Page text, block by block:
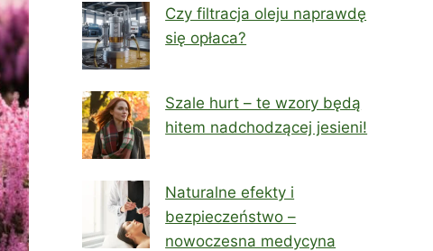
Czy filtracja oleju naprawdę
się opłaca?
Szale hurt – te wzory będą
hitem nadchodzącej jesieni!
Naturalne efekty i
bezpieczeństwo –
nowoczesna medycyna